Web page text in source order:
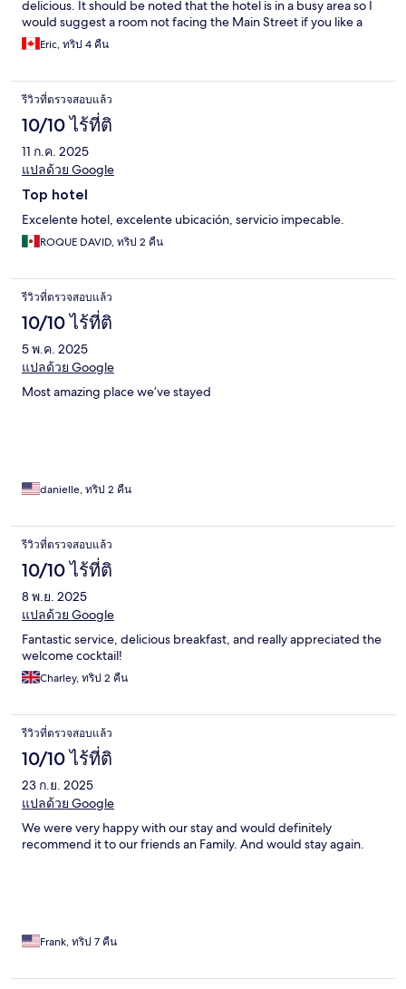
delicious. It should be noted that the hotel is in a busy area so I
would suggest a room not facing the Main Street if you like a
quieter experience. The hotel offers a beautiful launch pad for
your Florence travel experience.
Eric, ทริป 4 คืน
รีวิวที่ตรวจสอบแล้ว
10/10 ไร้ที่ติ
11 ก.ค. 2025
แปลด้วย Google
Top hotel
Excelente hotel, excelente ubicación, servicio impecable.
ROQUE DAVID, ทริป 2 คืน
รีวิวที่ตรวจสอบแล้ว
10/10 ไร้ที่ติ
5 พ.ค. 2025
แปลด้วย Google
Most amazing place we’ve stayed
danielle, ทริป 2 คืน
รีวิวที่ตรวจสอบแล้ว
10/10 ไร้ที่ติ
8 พ.ย. 2025
แปลด้วย Google
Fantastic service, delicious breakfast, and really appreciated the
welcome cocktail!
Charley, ทริป 2 คืน
รีวิวที่ตรวจสอบแล้ว
10/10 ไร้ที่ติ
23 ก.ย. 2025
แปลด้วย Google
We were very happy with our stay and would definitely
recommend it to our friends an Family. And would stay again.
Frank, ทริป 7 คืน